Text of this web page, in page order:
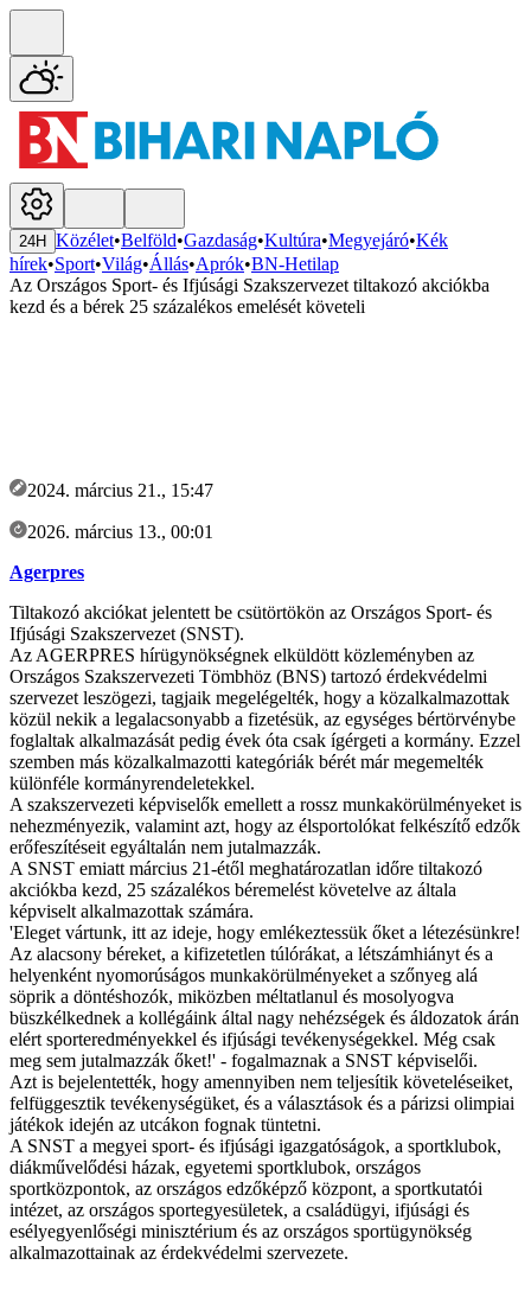
24H Közélet•Belföld•Gazdaság•Kultúra•Megyejáró•Kék
hírek•Sport•Világ•Állás•Aprók•BN-Hetilap
Az Országos Sport- és Ifjúsági Szakszervezet tiltakozó akciókba
kezd és a bérek 25 százalékos emelését követeli
2024. március 21., 15:47
2026. március 13., 00:01
Agerpres
Tiltakozó akciókat jelentett be csütörtökön az Országos Sport- és
Ifjúsági Szakszervezet (SNST).
Az AGERPRES hírügynökségnek elküldött közleményben az
Országos Szakszervezeti Tömbhöz (BNS) tartozó érdekvédelmi
szervezet leszögezi, tagjaik megelégelték, hogy a közalkalmazottak
közül nekik a legalacsonyabb a fizetésük, az egységes bértörvénybe
foglaltak alkalmazását pedig évek óta csak ígérgeti a kormány. Ezzel
szemben más közalkalmazotti kategóriák bérét már megemelték
különféle kormányrendeletekkel.
A szakszervezeti képviselők emellett a rossz munkakörülményeket is
nehezményezik, valamint azt, hogy az élsportolókat felkészítő edzők
erőfeszítéseit egyáltalán nem jutalmazzák.
A SNST emiatt március 21-étől meghatározatlan időre tiltakozó
akciókba kezd, 25 százalékos béremelést követelve az általa
képviselt alkalmazottak számára.
'Eleget vártunk, itt az ideje, hogy emlékeztessük őket a létezésünkre!
Az alacsony béreket, a kifizetetlen túlórákat, a létszámhiányt és a
helyenként nyomorúságos munkakörülményeket a szőnyeg alá
söprik a döntéshozók, miközben méltatlanul és mosolyogva
büszkélkednek a kollégáink által nagy nehézségek és áldozatok árán
elért sporteredményekkel és ifjúsági tevékenységekkel. Még csak
meg sem jutalmazzák őket!' - fogalmaznak a SNST képviselői.
Azt is bejelentették, hogy amennyiben nem teljesítik követeléseiket,
felfüggesztik tevékenységüket, és a választások és a párizsi olimpiai
játékok idején az utcákon fognak tüntetni.
A SNST a megyei sport- és ifjúsági igazgatóságok, a sportklubok,
diákművelődési házak, egyetemi sportklubok, országos
sportközpontok, az országos edzőképző központ, a sportkutatói
intézet, az országos sportegyesületek, a családügyi, ifjúsági és
esélyegyenlőségi minisztérium és az országos sportügynökség
alkalmazottainak az érdekvédelmi szervezete.